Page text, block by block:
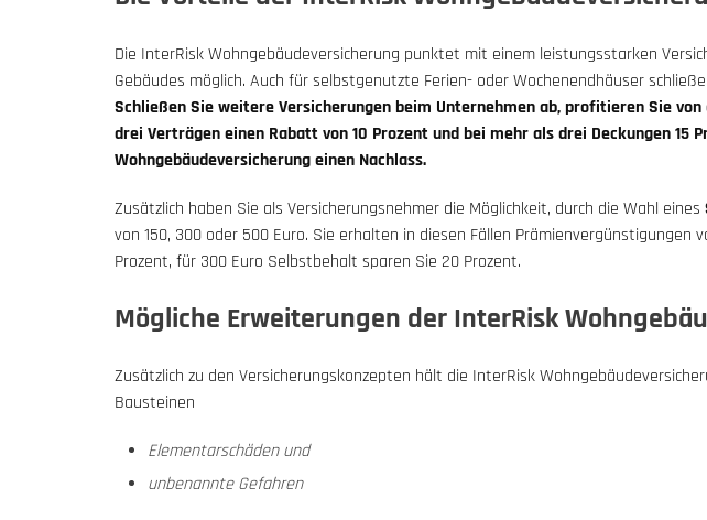
Die InterRisk Wohngebäudeversicherung punktet mit einem leistungsstarken
Gebäudes möglich. Auch für selbstgenutzte Ferien- oder Wochenendhäuser
Schließen Sie weitere Versicherungen beim Unternehmen ab, profitieren Sie
drei Verträgen einen Rabatt von 10 Prozent und bei mehr als drei Deckungen
Wohngebäudeversicherung einen Nachlass.
Zusätzlich haben Sie als Versicherungsnehmer die Möglichkeit, durch die Wahl eines
von 150, 300 oder 500 Euro. Sie erhalten in diesen Fällen
Prozent, für 300 Euro Selbstbehalt sparen Sie 20 Prozent.
Mögliche Erweiterungen der InterRisk
Zusätzlich zu den Versicherungskonzepten hält die InterRisk
Bausteinen
Elementarschäden und
unbenannte Gefahren